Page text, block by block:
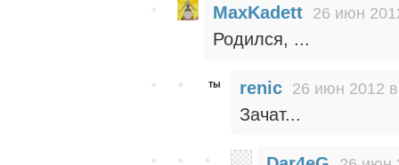
MaxKadett 26 июн
Родился, ...
renic 26 июн 2012
Зачат...